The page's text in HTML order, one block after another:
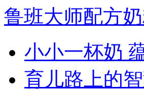
鲁班大师配方
小小一杯奶
育儿路上的